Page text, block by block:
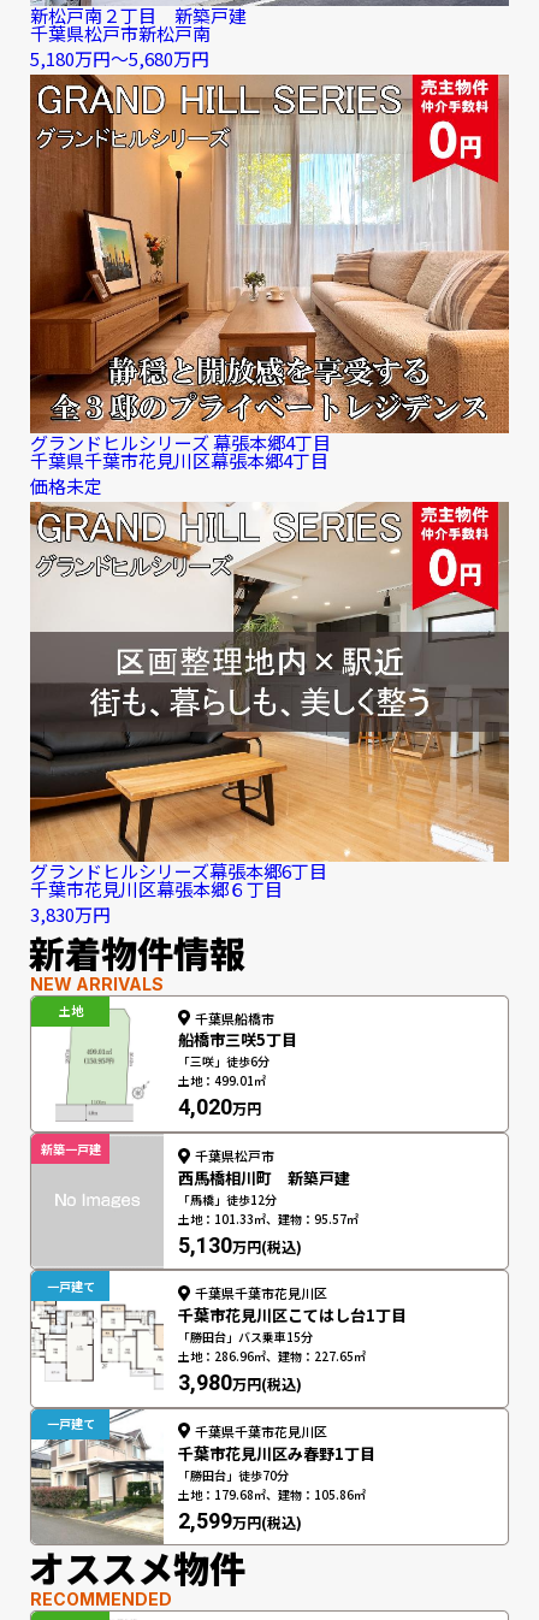
新松戸南２丁目 新築戸建
千葉県松戸市新松戸南
5,180万円〜5,680万円
グランドヒルシリーズ 幕張本郷4丁目
千葉県千葉市花見川区幕張本郷4丁目
価格未定
グランドヒルシリーズ幕張本郷6丁目
千葉市花見川区幕張本郷６丁目
3,830万円
新着物件情報
NEW ARRIVALS
土地 千葉県船橋市
船橋市三咲5丁目
「三咲」徒歩6分
土地：499.01㎡
4,020万円
新築一戸建 千葉県松戸市
西馬橋相川町 新築戸建
「馬橋」徒歩12分
土地：101.33㎡、建物：95.57㎡
5,130万円(税込)
一戸建て 千葉県千葉市花見川区
千葉市花見川区こてはし台1丁目
「勝田台」バス乗車15分
土地：286.96㎡、建物：227.65㎡
3,980万円(税込)
一戸建て 千葉県千葉市花見川区
千葉市花見川区み春野1丁目
「勝田台」徒歩70分
土地：179.68㎡、建物：105.86㎡
2,599万円(税込)
オススメ物件
RECOMMENDED